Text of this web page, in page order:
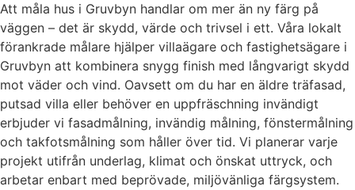
Att måla hus i Gruvbyn handlar om mer än ny färg på
väggen – det är skydd, värde och trivsel i ett. Våra lokalt
förankrade målare hjälper villaägare och fastighetsägare i
Gruvbyn att kombinera snygg finish med långvarigt skydd
mot väder och vind. Oavsett om du har en äldre träfasad,
putsad villa eller behöver en uppfräschning invändigt
erbjuder vi fasadmålning, invändig målning, fönstermålning
och takfotsmålning som håller över tid. Vi planerar varje
projekt utifrån underlag, klimat och önskat uttryck, och
arbetar enbart med beprövade, miljövänliga färgsystem.